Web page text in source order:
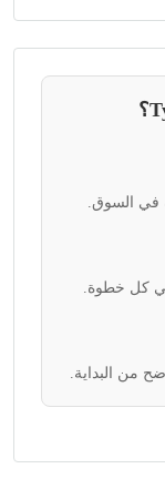
في السوق.
كل خطوة.
من البداية.